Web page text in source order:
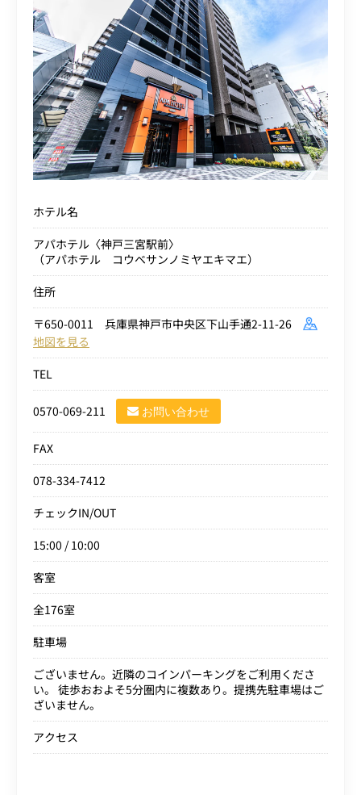
ホテル名
アパホテル〈神戸三宮駅前〉
（アパホテル コウベサンノミヤエキマエ）
住所
〒650-0011 兵庫県神戸市中央区下山手通2-11-26
地図を見る
TEL
0570-069-211 お問い合わせ
FAX
078-334-7412
チェックIN/OUT
15:00 / 10:00
客室
全176室
駐車場
ございません。近隣のコインパーキングをご利用くださ
い。 徒歩おおよそ5分圏内に複数あり。提携先駐車場はご
ざいません。
アクセス